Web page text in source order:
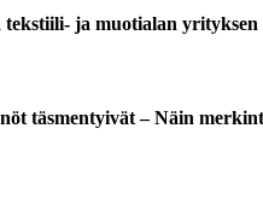
ja muotialan yrityksen
täsmentyivät – Näin